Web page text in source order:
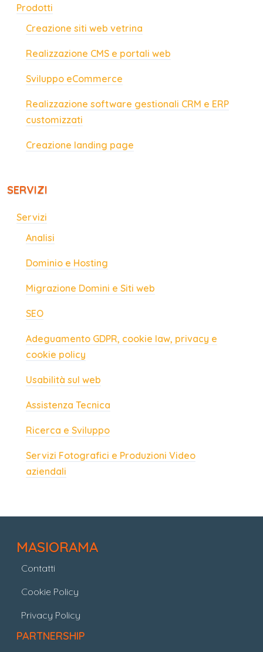
Prodotti
Creazione siti web vetrina
Realizzazione CMS e portali web
Sviluppo eCommerce
Realizzazione software gestionali CRM e ERP
customizzati
Creazione landing page
SERVIZI
Servizi
Analisi
Dominio e Hosting
Migrazione Domini e Siti web
SEO
Adeguamento GDPR, cookie law, privacy e
cookie policy
Usabilità sul web
Assistenza Tecnica
Ricerca e Sviluppo
Servizi Fotografici e Produzioni Video
aziendali
MASIORAMA
Contatti
Cookie Policy
Privacy Policy
PARTNERSHIP